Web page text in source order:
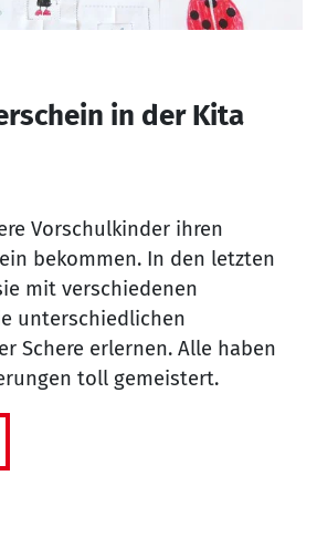
in der Kita
Vorschulkinder ihren
bekommen. In den letzten
mit verschiedenen
unterschiedlichen
Schere erlernen. Alle haben
toll gemeistert.